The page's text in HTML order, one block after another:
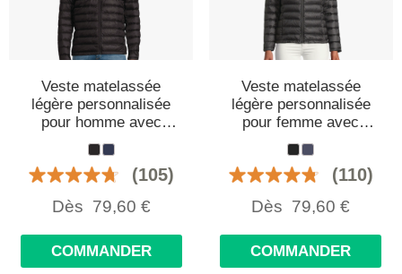
Veste matelassée
légère personnalisée
pour homme avec
duvet
(105)
Dès 79,60 €
COMMANDER
Veste matelassée
légère personnalisée
pour femme avec
duvet
(110)
Dès 79,60 €
COMMANDER